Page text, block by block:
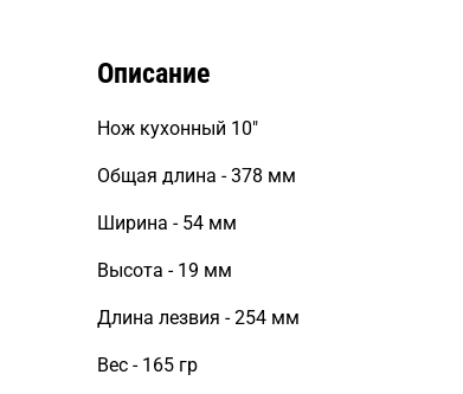
Описание
Нож кухонный 10"
Общая длина - 378 мм
Ширина - 54 мм
Высота - 19 мм
Длина лезвия - 254 мм
Вес - 165 гр